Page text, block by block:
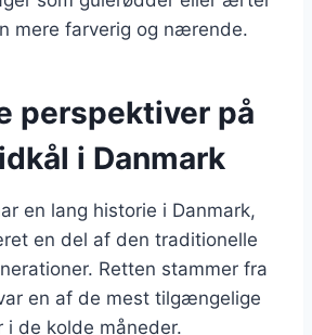
mere farverig og nærende.
perspektiver på
i Danmark
en lang historie i Danmark,
en del af den traditionelle
Retten stammer fra
en af de mest tilgængelige
de kolde måneder.